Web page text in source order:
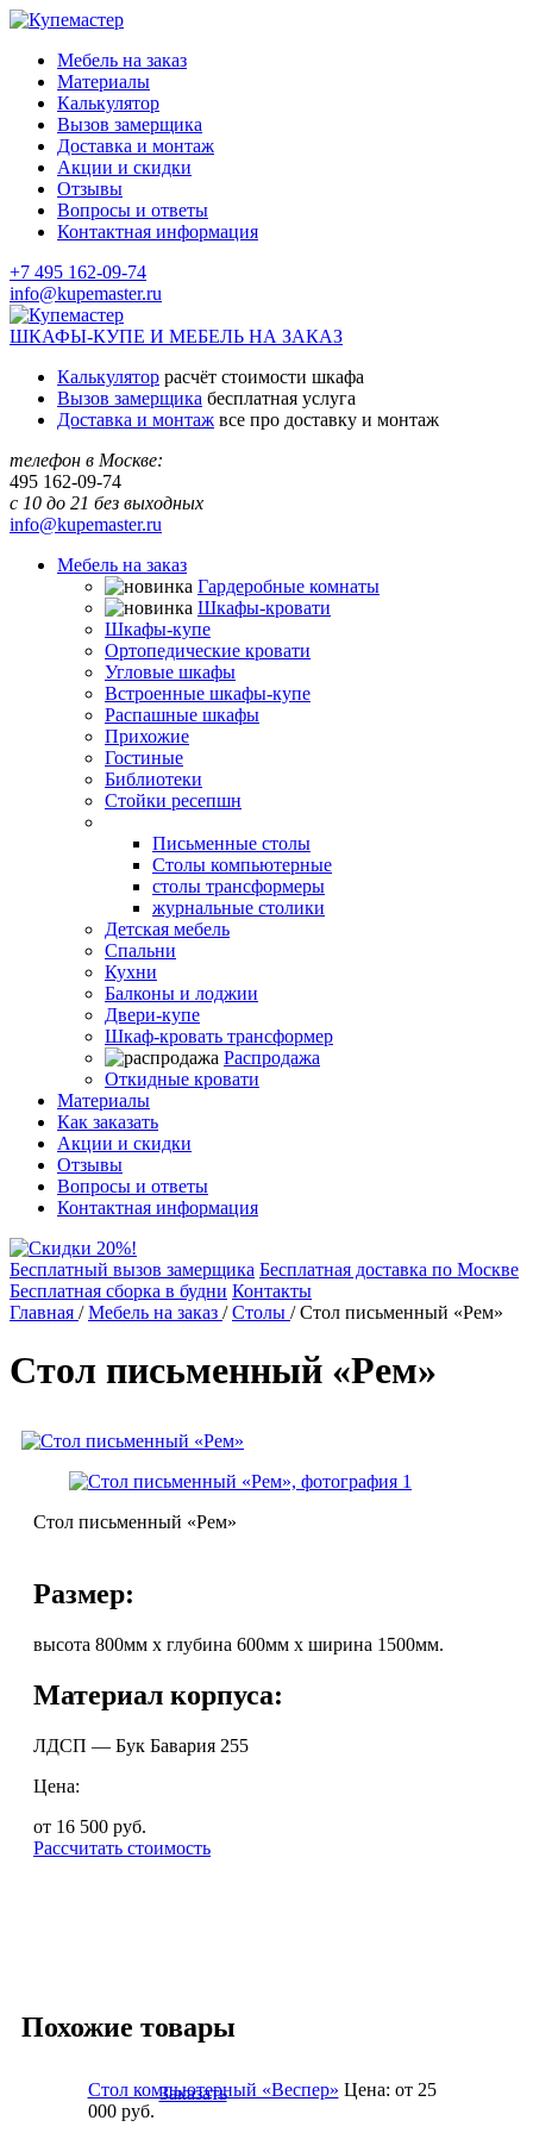
Мебель на заказ
Материалы
Калькулятор
Вызов замерщика
Доставка и монтаж
Акции и скидки
Отзывы
Вопросы и ответы
Контактная информация
+7 495 162-09-74
info@kupemaster.ru
ШКАФЫ-КУПЕ И МЕБЕЛЬ НА ЗАКАЗ
Калькулятор расчёт стоимости шкафа
Вызов замерщика бесплатная услуга
Доставка и монтаж все про доставку и монтаж
телефон в Москве:
495 162-09-74
с 10 до 21 без выходных
info@kupemaster.ru
Мебель на заказ
Гардеробные комнаты
Шкафы-кровати
Шкафы-купе
Ортопедические кровати
Угловые шкафы
Встроенные шкафы-купе
Распашные шкафы
Прихожие
Гостиные
Библиотеки
Стойки ресепшн
Письменные столы
Столы компьютерные
столы трансформеры
журнальные столики
Детская мебель
Спальни
Кухни
Балконы и лоджии
Двери-купе
Шкаф-кровать трансформер
Распродажа
Откидные кровати
Материалы
Как заказать
Акции и скидки
Отзывы
Вопросы и ответы
Контактная информация
Бесплатный вызов замерщика Бесплатная доставка по Москве
Бесплатная сборка в будни Контакты
Главная /Мебель на заказ /Столы /Стол письменный «Рем»
Стол письменный «Рем»
Стол письменный «Рем»
Размер:
высота 800мм х глубина 600мм х ширина 1500мм.
Материал корпуса:
ЛДСП — Бук Бавария 255
Цена:
от 16 500 руб.
Рассчитать стоимость
Похожие товары
Стол компьютерный «Веспер» Цена: от 25
000руб.
Заказать